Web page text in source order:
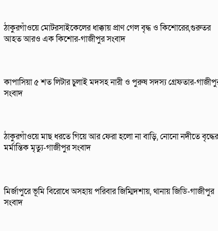
ঠাকুরগাঁওয়ে মোটরসাইকেলের ধাক্কায় প্রাণ গেল বৃদ্ধ ও কিশোরের,গুরুতর
আহত আরও এক কিশোর-গাজীপুর সংবাদ
কাপাসিয়া ৫ শত লিটার চুলাই মদসহ নারী ও পুরুষ সদস্য গ্রেফতার-
সংবাদ
ঠাকুরগাঁওয়ে মাছ ধরতে গিয়ে আর ফেরা হলো না বাড়ি, নোনো নদীতে বৃদ্ধের
মর্মান্তিক মৃত্যু-গাজীপুর সংবাদ
মির্জাপুরে ভূমি বিরোধে অসহায় পরিবার জিম্মিদশায়, থানায় জিডি-গাজীপুর
সংবাদ